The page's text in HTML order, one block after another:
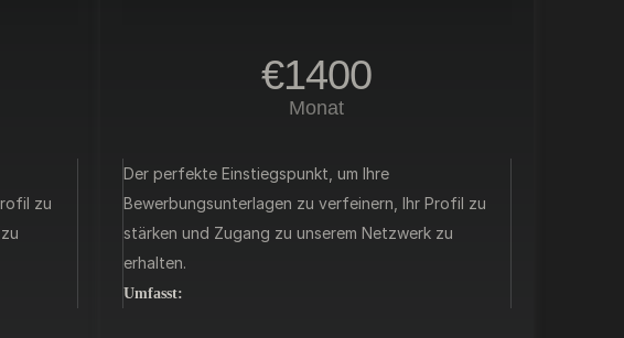
zu
€1400
Monat
Der perfekte Einstiegspunkt, um Ihre
Bewerbungsunterlagen zu verfeinern, Ihr Profil zu
stärken und Zugang zu unserem Netzwerk zu
erhalten.
Umfasst: